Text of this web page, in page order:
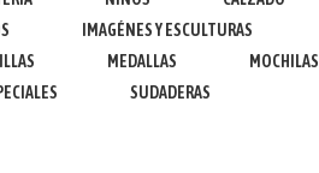
IMAGÉNES Y ESCULTURAS
MEDALLAS MOCHILAS
SUDADERAS